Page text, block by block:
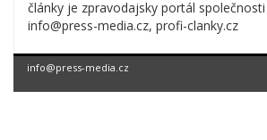
články je zpravodajsky portál
info@press-media.cz, profi-clanky.cz
info@press-media.cz